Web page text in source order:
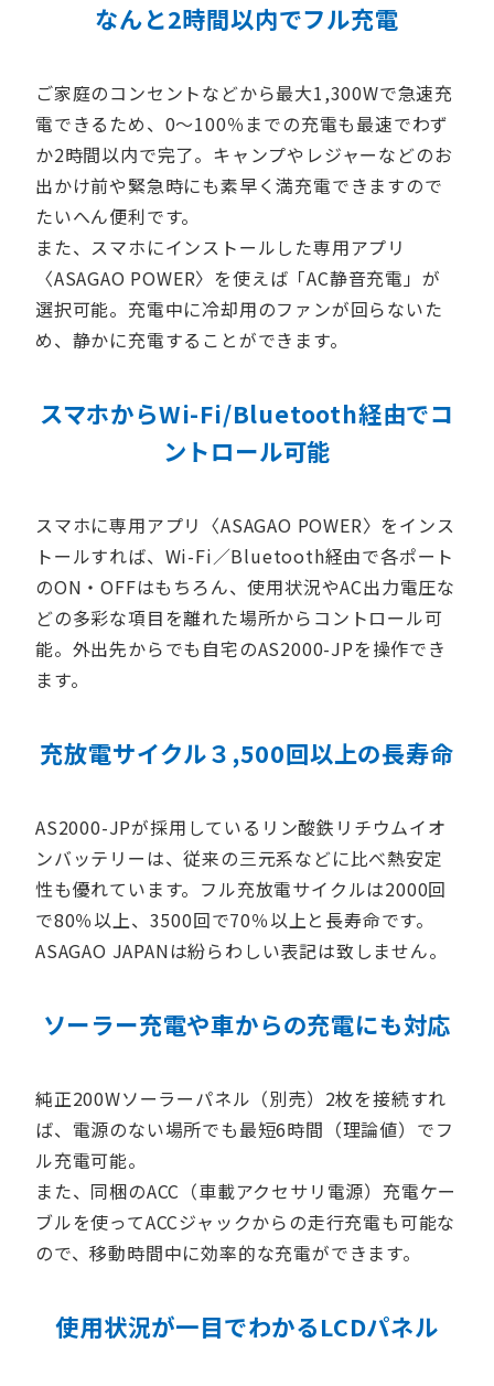
なんと2時間以内でフル充電
ご家庭のコンセントなどから最大1,300Wで急速充
電できるため、0～100％までの充電も最速でわず
か2時間以内で完了。キャンプやレジャーなどのお
出かけ前や緊急時にも素早く満充電できますので
たいへん便利です。
また、スマホにインストールした専用アプリ
〈ASAGAO POWER〉を使えば「AC静音充電」が
選択可能。充電中に冷却用のファンが回らないた
め、静かに充電することができます。
スマホからWi-Fi/Bluetooth経由でコ
ントロール可能
スマホに専用アプリ〈ASAGAO POWER〉をインス
トールすれば、Wi-Fi／Bluetooth経由で各ポート
のON・OFFはもちろん、使用状況やAC出力電圧な
どの多彩な項目を離れた場所からコントロール可
能。外出先からでも自宅のAS2000-JPを操作でき
ます。
充放電サイクル３,500回以上の長寿命
AS2000-JPが採用しているリン酸鉄リチウムイオ
ンバッテリーは、従来の三元系などに比べ熱安定
性も優れています。フル充放電サイクルは2000回
で80％以上、3500回で70％以上と長寿命です。
ASAGAO JAPANは紛らわしい表記は致しません。
ソーラー充電や車からの充電にも対応
純正200Wソーラーパネル（別売）2枚を接続すれ
ば、電源のない場所でも最短6時間（理論値）でフ
ル充電可能。
また、同梱のACC（車載アクセサリ電源）充電ケー
ブルを使ってACCジャックからの走行充電も可能な
ので、移動時間中に効率的な充電ができます。
使用状況が一目でわかるLCDパネル